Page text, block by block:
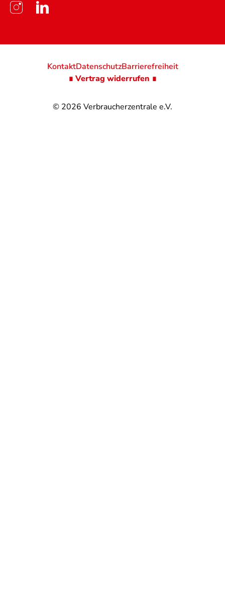
© 2026 Verbraucherzentrale e.V.
KontaktDatenschutzBarrierefreiheit
∎ Vertrag widerrufen ∎